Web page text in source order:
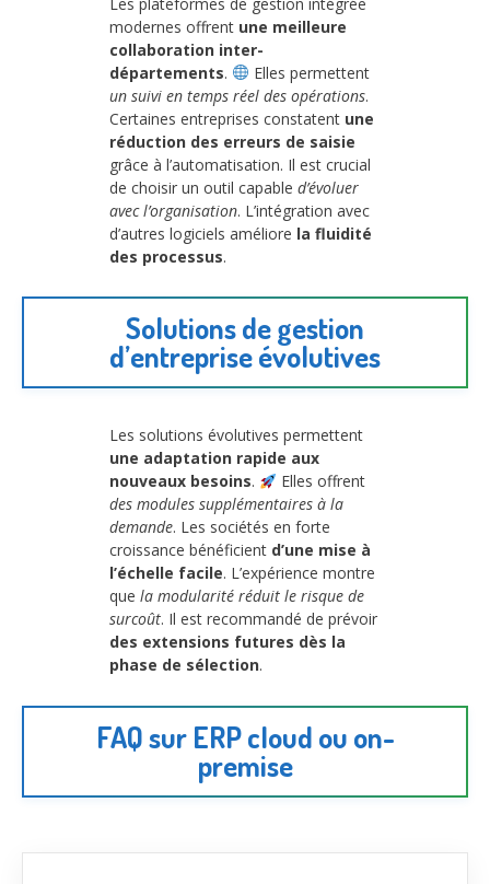
modernes offrent une meilleure
collaboration inter-
départements.
Elles permettent
un suivi en temps réel des opérations.
Certaines entreprises constatent une
réduction des erreurs de saisie
grâce à l’automatisation. Il est crucial
de choisir un outil capable d’évoluer
avec l’organisation. L’intégration avec
d’autres logiciels améliore la fluidité
des processus.
Solutions de gestion
d’entreprise évolutives
Les solutions évolutives permettent
une adaptation rapide aux
nouveaux besoins.
Elles offrent
des modules supplémentaires à la
demande. Les sociétés en forte
croissance bénéficient d’une mise à
l’échelle facile. L’expérience montre
que la modularité réduit le risque de
surcoût. Il est recommandé de prévoir
des extensions futures dès la
phase de sélection.
FAQ sur ERP cloud ou on-
premise